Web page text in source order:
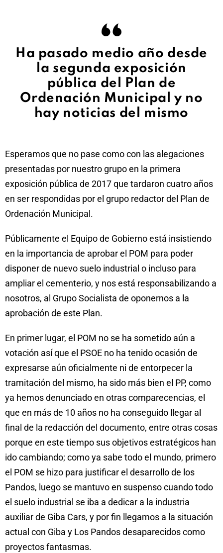
Ha pasado medio año desde
la segunda exposición
pública del Plan de
Ordenación Municipal y no
hay noticias del mismo
Esperamos que no pase como con las alegaciones
presentadas por nuestro grupo en la primera
exposición pública de 2017 que tardaron cuatro años
en ser respondidas por el grupo redactor del Plan de
Ordenación Municipal.
Públicamente el Equipo de Gobierno está insistiendo
en la importancia de aprobar el POM para poder
disponer de nuevo suelo industrial o incluso para
ampliar el cementerio, y nos está responsabilizando a
nosotros, al Grupo Socialista de oponernos a la
aprobación de este Plan.
En primer lugar, el POM no se ha sometido aún a
votación así que el PSOE no ha tenido ocasión de
expresarse aún oficialmente ni de entorpecer la
tramitación del mismo, ha sido más bien el PP, como
ya hemos denunciado en otras comparecencias, el
que en más de 10 años no ha conseguido llegar al
final de la redacción del documento, entre otras cosas
porque en este tiempo sus objetivos estratégicos han
ido cambiando; como ya sabe todo el mundo, primero
el POM se hizo para justificar el desarrollo de los
Pandos, luego se mantuvo en suspenso cuando todo
el suelo industrial se iba a dedicar a la industria
auxiliar de Giba Cars, y por fin llegamos a la situación
actual con Giba y Los Pandos desaparecidos como
proyectos fantasmas.